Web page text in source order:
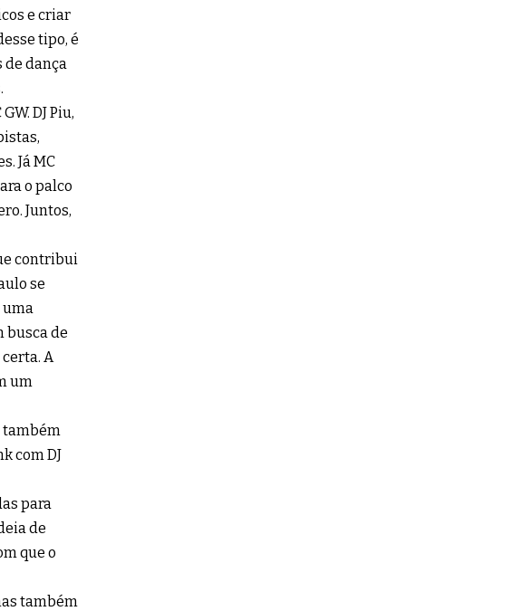
e criar
tipo, é
de dança
DJ Piu,
Já MC
o palco
Juntos,
contribui
se
uma
busca de
A
um
também
com DJ
para
de
que o
também